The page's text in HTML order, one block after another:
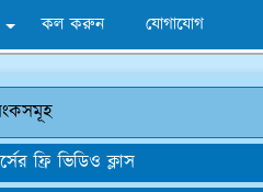
কল করুন যোগাযোগ
ফ্রি ভিডিও ক্লাস